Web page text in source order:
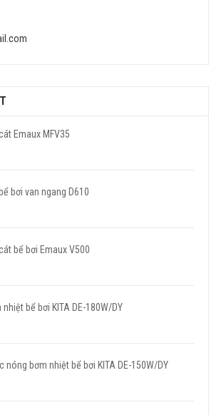
Emaux MFV35
bơi van ngang D610
bể bơi Emaux V500
nhiệt bể bơi KITA DE-180W/DY
nóng bơm nhiệt bể bơi KITA DE-150W/DY